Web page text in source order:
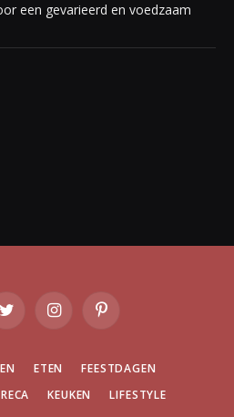
een gevarieerd en voedzaam
Twitter InstagramPinterest
ETEN
FEESTDAGEN
KEUKEN
LIFESTYLE